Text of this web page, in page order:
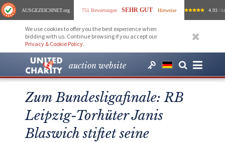
AUSGEZEICHNET.org 751 Bewertungen SEHR GUT Hinweise 4.93 /
We use cookies to offer you the best experience when
bidding with us. Continue browsing if you accept our
Privacy & Cookie Policy.
auction website
Zum Bundesligafinale: RB
Leipzig-Torhüter Janis
Blaswich stiftet seine